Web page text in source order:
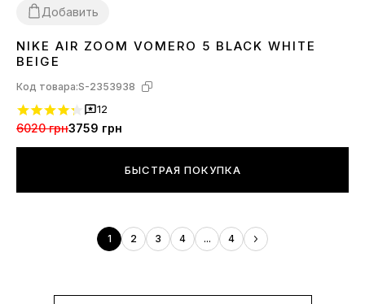
Добавить
4041 4244
NIKE AIR ZOOM VOMERO 5 BLACK WHITE
BEIGE
Код товара:S-2353938
12
6020 грн3759 грн
БЫСТРАЯ ПОКУПКА
1 2 3 4 ... 4